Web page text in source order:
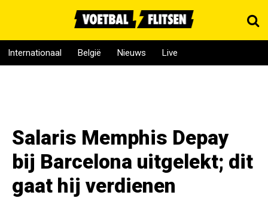
Internationaal België Nieuws Live
Salaris Memphis Depay
bij Barcelona uitgelekt; dit
gaat hij verdienen